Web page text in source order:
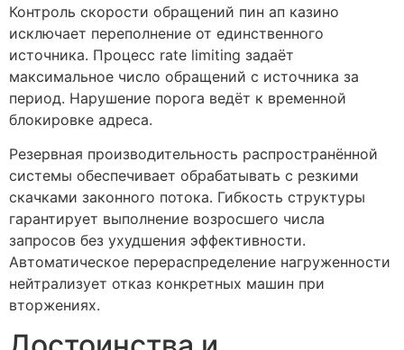
Контроль скорости обращений пин ап казино
исключает переполнение от единственного
источника. Процесс rate limiting задаёт
максимальное число обращений с источника за
период. Нарушение порога ведёт к временной
блокировке адреса.
Резервная производительность распространённой
системы обеспечивает обрабатывать с резкими
скачками законного потока. Гибкость структуры
гарантирует выполнение возросшего числа
запросов без ухудшения эффективности.
Автоматическое перераспределение нагруженности
нейтрализует отказ конкретных машин при
вторжениях.